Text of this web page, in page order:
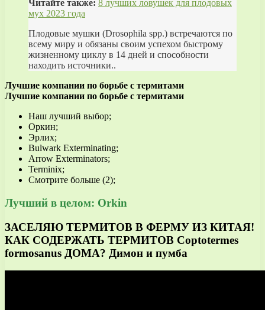
Читайте также: 8 лучших ловушек для плодовых
мух 2023 года
Плодовые мушки (Drosophila spp.) встречаются по
всему миру и обязаны своим успехом быстрому
жизненному циклу в 14 дней и способности
находить источники..
Лучшие компании по борьбе с термитами
Лучшие компании по борьбе с термитами
Наш лучший выбор;
Оркин;
Эрлих;
Bulwark Exterminating;
Arrow Exterminators;
Terminix;
Смотрите больше (2);
Лучший в целом: Orkin
ЗАСЕЛЯЮ ТЕРМИТОВ В ФЕРМУ ИЗ КИТАЯ!
КАК СОДЕРЖАТЬ ТЕРМИТОВ Coptotermes
formosanus ДОМА? Димон и пумба